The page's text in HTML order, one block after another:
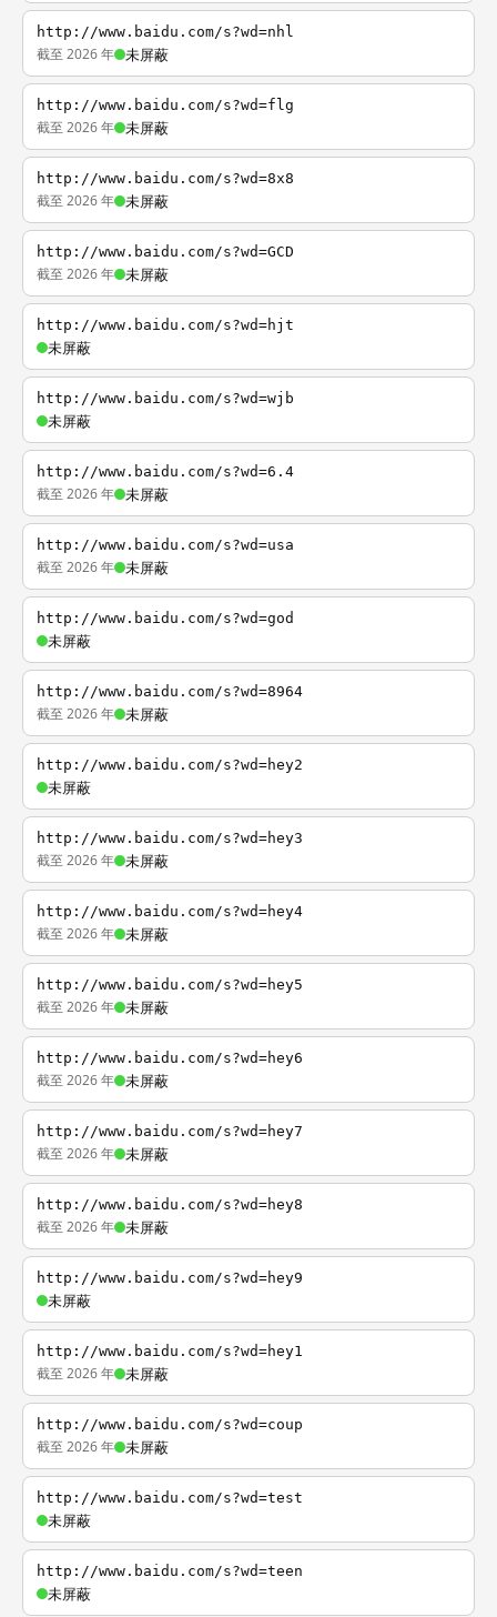
http://www.baidu.com/s?wd=nhl
截至 2026 年 未屏蔽
http://www.baidu.com/s?wd=flg
截至 2026 年 未屏蔽
http://www.baidu.com/s?wd=8x8
截至 2026 年 未屏蔽
http://www.baidu.com/s?wd=GCD
截至 2026 年 未屏蔽
http://www.baidu.com/s?wd=hjt
未屏蔽
http://www.baidu.com/s?wd=wjb
未屏蔽
http://www.baidu.com/s?wd=6.4
截至 2026 年 未屏蔽
http://www.baidu.com/s?wd=usa
截至 2026 年 未屏蔽
http://www.baidu.com/s?wd=god
未屏蔽
http://www.baidu.com/s?wd=8964
截至 2026 年 未屏蔽
http://www.baidu.com/s?wd=hey2
未屏蔽
http://www.baidu.com/s?wd=hey3
截至 2026 年 未屏蔽
http://www.baidu.com/s?wd=hey4
截至 2026 年 未屏蔽
http://www.baidu.com/s?wd=hey5
截至 2026 年 未屏蔽
http://www.baidu.com/s?wd=hey6
截至 2026 年 未屏蔽
http://www.baidu.com/s?wd=hey7
截至 2026 年 未屏蔽
http://www.baidu.com/s?wd=hey8
截至 2026 年 未屏蔽
http://www.baidu.com/s?wd=hey9
未屏蔽
http://www.baidu.com/s?wd=hey1
截至 2026 年 未屏蔽
http://www.baidu.com/s?wd=coup
截至 2026 年 未屏蔽
http://www.baidu.com/s?wd=test
未屏蔽
http://www.baidu.com/s?wd=teen
未屏蔽